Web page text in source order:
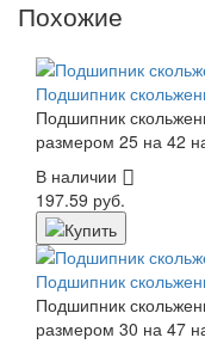
Похожие
Подшипник
Подшипник
размером 25 на 42
В наличии
197.59 руб.
Подшипник
Подшипник
размером 30 на 47